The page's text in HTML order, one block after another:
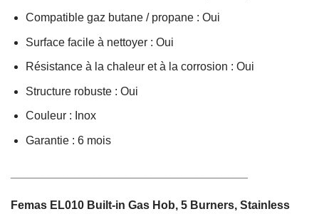
Compatible gaz butane / propane : Oui
Surface facile à nettoyer : Oui
Résistance à la chaleur et à la corrosion : Oui
Structure robuste : Oui
Couleur : Inox
Garantie : 6 mois
Femas EL010 Built-in Gas Hob, 5 Burners, Stainless